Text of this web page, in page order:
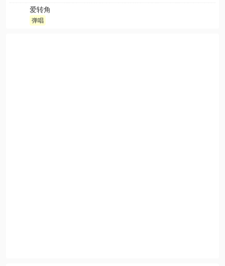
爱转角
弹唱